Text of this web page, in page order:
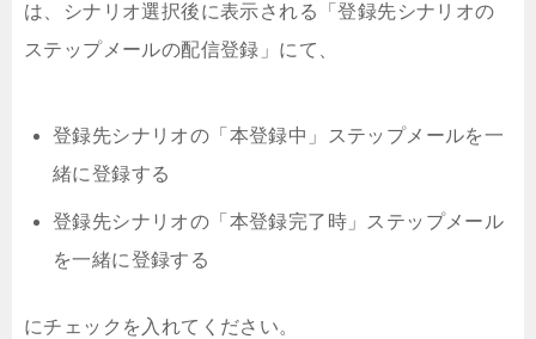
は、シナリオ選択後に表示される「登録先シナリオの
ステップメールの配信登録」にて、
登録先シナリオの「本登録中」ステップメールを一
緒に登録する
登録先シナリオの「本登録完了時」ステップメール
を一緒に登録する
にチェックを入れてください。